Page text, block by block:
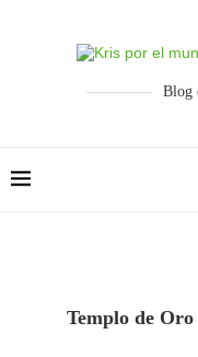
Blog
Templo de